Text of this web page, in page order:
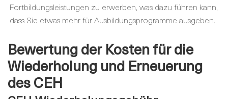
Fortbildungsleistungen zu erwerben, was dazu führen kann,
dass Sie etwas mehr für Ausbildungsprogramme ausgeben.
Bewertung der Kosten für die
Wiederholung und Erneuerung
des CEH